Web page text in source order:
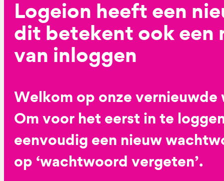
Logeion heeft een
dit betekent ook een
van inloggen
Welkom op onze vernieuwde
Om voor het eerst in te
eenvoudig een nieuw
op ‘wachtwoord vergeten’.